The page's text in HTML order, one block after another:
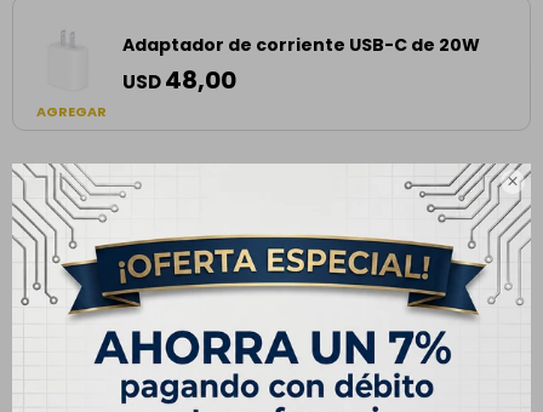

AGREGAR
Adaptador de corriente USB-C de 20W
USD48,00
Envíos
Cambios y Devoluciones
Medios de pago